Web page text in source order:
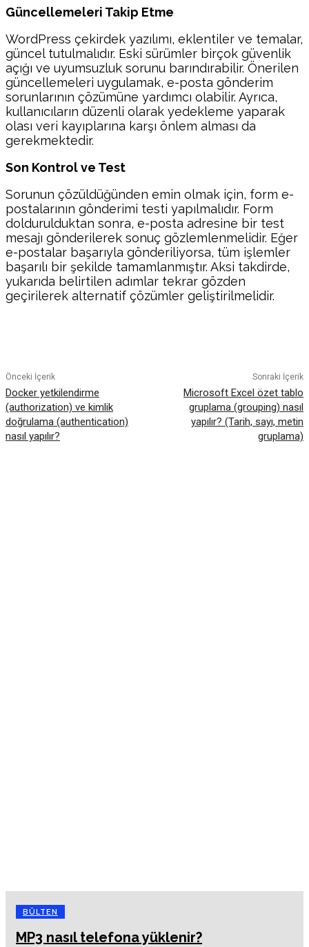
Güncellemeleri Takip Etme
WordPress çekirdek yazılımı, eklentiler ve temalar,
güncel tutulmalıdır. Eski sürümler birçok güvenlik
açığı ve uyumsuzluk sorunu barındırabilir. Önerilen
güncellemeleri uygulamak, e-posta gönderim
sorunlarının çözümüne yardımcı olabilir. Ayrıca,
kullanıcıların düzenli olarak yedekleme yaparak
olası veri kayıplarına karşı önlem alması da
gerekmektedir.
Son Kontrol ve Test
Sorunun çözüldüğünden emin olmak için, form e-
postalarının gönderimi testi yapılmalıdır. Form
doldurulduktan sonra, e-posta adresine bir test
mesajı gönderilerek sonuç gözlemlenmelidir. Eğer
e-postalar başarıyla gönderiliyorsa, tüm işlemler
başarılı bir şekilde tamamlanmıştır. Aksi takdirde,
yukarıda belirtilen adımlar tekrar gözden
geçirilerek alternatif çözümler geliştirilmelidir.
Önceki İçerik
Docker yetkilendirme
(authorization) ve kimlik
doğrulama (authentication)
nasıl yapılır?
Sonraki İçerik
Microsoft Excel özet tablo
gruplama (grouping) nasıl
yapılır? (Tarih, sayı, metin
gruplama)
BÜLTEN
MP3 nasıl telefona yüklenir?